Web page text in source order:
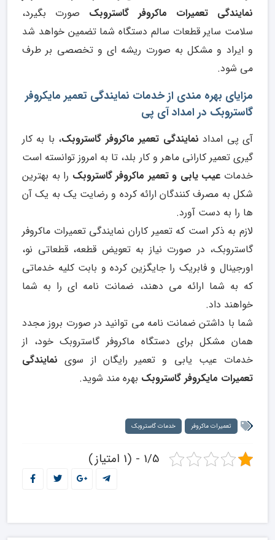
نمایندگی تعمیرات ماکروفر گاستروبک صورت بگیرد،
سلامت سایر قطعات سالم دستگاه شما تضمین خواهد شد
و ایراد و مشکل به صورت ریشه ای و تخصصی بر طرف
می شود.
مزایای بهره مندی از خدمات نمایندگی تعمیر مایکروفر
گاستروبک در امداد آی پی
آی پی امداد نمایندگی تعمیر ماکروفر گاستروبک، با به کار
گیری تعمیر کارانی ماهر و کار بلد، تا به امروز توانسته است
خدمات عیب یابی و تعمیر ماکروفر گاستروبک را به بهترین
شکل به مصرف کنندگان ارائه کرده و رضایت یک به یک آن
ها را به دست آورد.
لازم به ذکر است که تعمیر کاران نمایندگی تعمیرات ماکروفر
گاستروبک، در صورت نیاز به تعویض قطعه، قطعاتی نو،
اورجینال و فابریک را جایگزین کرده و بابت کلیه خدماتی
که به شما ارائه می دهند، ضمانت نامه ای را به شما
خواهند داد.
شما با داشتن ضمانت نامه می توانید در صورت بروز مجدد
همان مشکل برای دستگاه ماکروفر گاستروبک خود، از
خدمات عیب یابی و تعمیر رایگان از سوی نمایندگی
تعمیرات مایکروفر گاستروبک بهره مند شوید.
تعمیرات ماکروفر خدمات گاستروبک
1/5 - (1 امتیاز)